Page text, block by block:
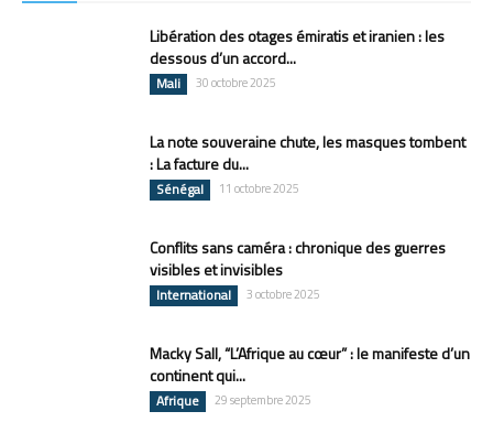
Libération des otages émiratis et iranien : les
dessous d’un accord...
Mali 30 octobre 2025
La note souveraine chute, les masques tombent
: La facture du...
Sénégal 11 octobre 2025
Conflits sans caméra : chronique des guerres
visibles et invisibles
International 3 octobre 2025
Macky Sall, “L’Afrique au cœur” : le manifeste d’un
continent qui...
Afrique 29 septembre 2025